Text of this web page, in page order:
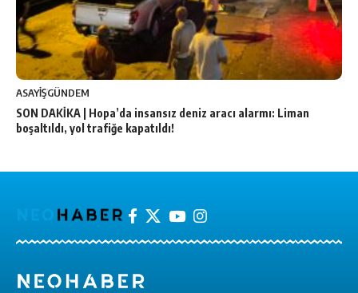
ASAYİŞGÜNDEM
SON DAKİKA | Hopa’da insansız deniz aracı alarmı: Liman
boşaltıldı, yol trafiğe kapatıldı!